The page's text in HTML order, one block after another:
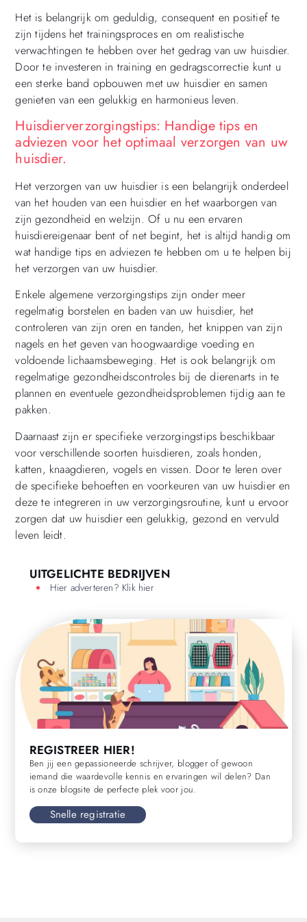
Het is belangrijk om geduldig, consequent en positief te
zijn tijdens het trainingsproces en om realistische
verwachtingen te hebben over het gedrag van uw huisdier.
Door te investeren in training en gedragscorrectie kunt u
een sterke band opbouwen met uw huisdier en samen
genieten van een gelukkig en harmonieus leven.
Huisdierverzorgingstips: Handige tips en
adviezen voor het optimaal verzorgen van uw
huisdier.
Het verzorgen van uw huisdier is een belangrijk onderdeel
van het houden van een huisdier en het waarborgen van
zijn gezondheid en welzijn. Of u nu een ervaren
huisdiereigenaar bent of net begint, het is altijd handig om
wat handige tips en adviezen te hebben om u te helpen bij
het verzorgen van uw huisdier.
Enkele algemene verzorgingstips zijn onder meer
regelmatig borstelen en baden van uw huisdier, het
controleren van zijn oren en tanden, het knippen van zijn
nagels en het geven van hoogwaardige voeding en
voldoende lichaamsbeweging. Het is ook belangrijk om
regelmatige gezondheidscontroles bij de dierenarts in te
plannen en eventuele gezondheidsproblemen tijdig aan te
pakken.
Daarnaast zijn er specifieke verzorgingstips beschikbaar
voor verschillende soorten huisdieren, zoals honden,
katten, knaagdieren, vogels en vissen. Door te leren over
de specifieke behoeften en voorkeuren van uw huisdier en
deze te integreren in uw verzorgingsroutine, kunt u ervoor
zorgen dat uw huisdier een gelukkig, gezond en vervuld
leven leidt.
UITGELICHTE BEDRIJVEN
Hier adverteren? Klik hier
REGISTREER HIER!
Ben jij een gepassioneerde schrijver, blogger of gewoon
iemand die waardevolle kennis en ervaringen wil delen? Dan
is onze blogsite de perfecte plek voor jou.
Snelle registratie